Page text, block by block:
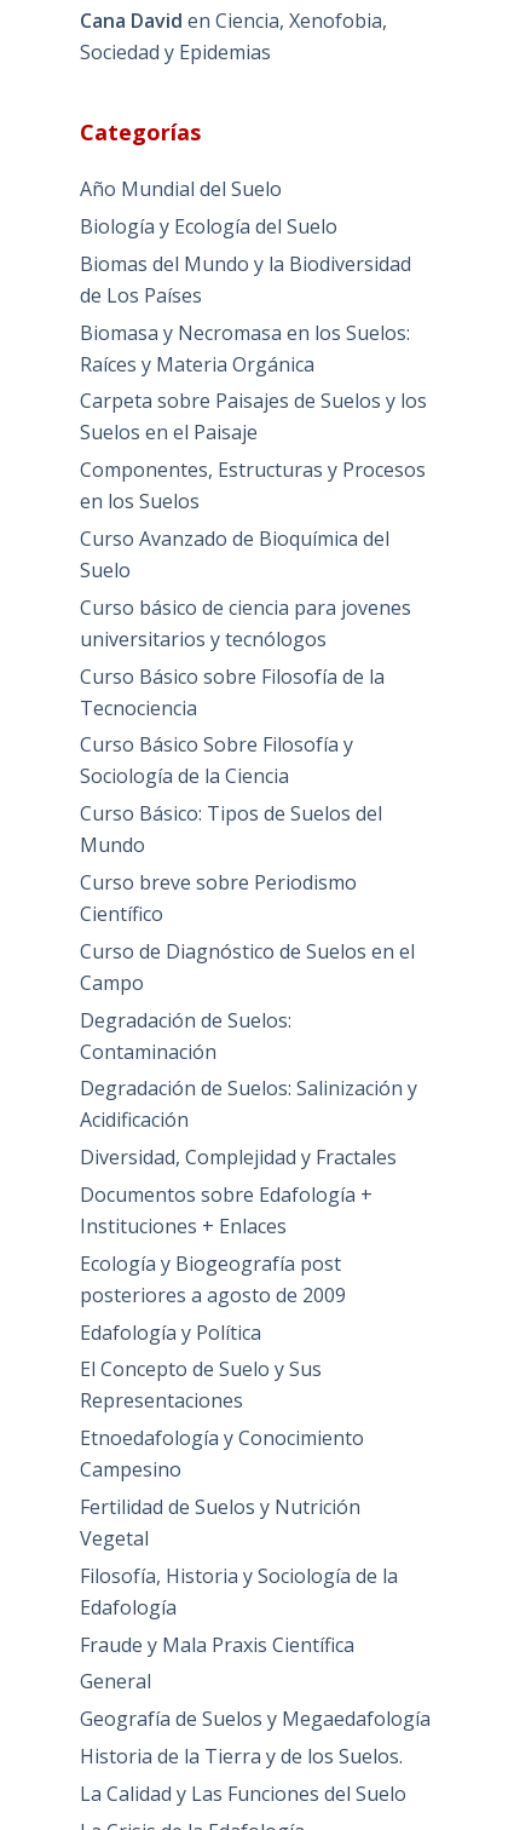
Cana David enCiencia, Xenofobia,
Sociedad y Epidemias
Categorías
Año Mundial del Suelo
Biología y Ecología del Suelo
Biomas del Mundo y la Biodiversidad
de Los Países
Biomasa y Necromasa en los Suelos:
Raíces y Materia Orgánica
Carpeta sobre Paisajes de Suelos y los
Suelos en el Paisaje
Componentes, Estructuras y Procesos
en los Suelos
Curso Avanzado de Bioquímica del
Suelo
Curso básico de ciencia para jovenes
universitarios y tecnólogos
Curso Básico sobre Filosofía de la
Tecnociencia
Curso Básico Sobre Filosofía y
Sociología de la Ciencia
Curso Básico: Tipos de Suelos del
Mundo
Curso breve sobre Periodismo
Científico
Curso de Diagnóstico de Suelos en el
Campo
Degradación de Suelos:
Contaminación
Degradación de Suelos: Salinización y
Acidificación
Diversidad, Complejidad y Fractales
Documentos sobre Edafología +
Instituciones + Enlaces
Ecología y Biogeografía post
posteriores a agosto de 2009
Edafología y Política
El Concepto de Suelo y Sus
Representaciones
Etnoedafología y Conocimiento
Campesino
Fertilidad de Suelos y Nutrición
Vegetal
Filosofía, Historia y Sociología de la
Edafología
Fraude y Mala Praxis Científica
General
Geografía de Suelos y Megaedafología
Historia de la Tierra y de los Suelos.
La Calidad y Las Funciones del Suelo